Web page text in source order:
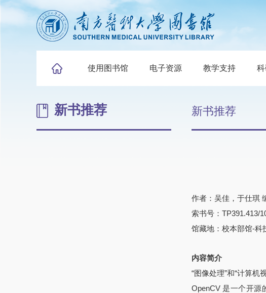
使用图书馆 电子资源 教学支持
新书推荐 新书推荐
作者：吴佳，于仕琪
索书号：TP391.413/
馆藏地：校本部馆-科
内容简介
“图像处理”和“计算机
OpenCV 是一个开源